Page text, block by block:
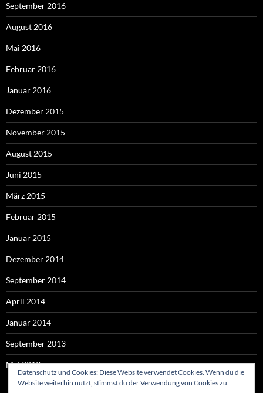
September 2016
August 2016
Mai 2016
Februar 2016
Januar 2016
Dezember 2015
November 2015
August 2015
Juni 2015
März 2015
Februar 2015
Januar 2015
Dezember 2014
September 2014
April 2014
Januar 2014
September 2013
Mai 2013
Datenschutz und Cookies: Diese Website verwendet Cookies. Wenn du die
Website weiterhin nutzt, stimmst du der Verwendung von Cookies zu.